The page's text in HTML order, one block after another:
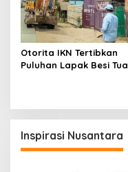
Otorita IKN Tertibkan
Puluhan Lapak Besi Tua
Inspirasi Nusantara